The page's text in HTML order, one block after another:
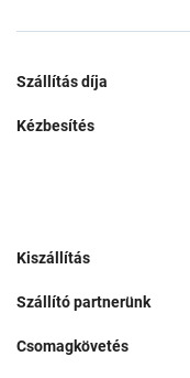
Szállítás díja
Kézbesítés
Kiszállítás
Szállító partnerünk
Csomagkövetés